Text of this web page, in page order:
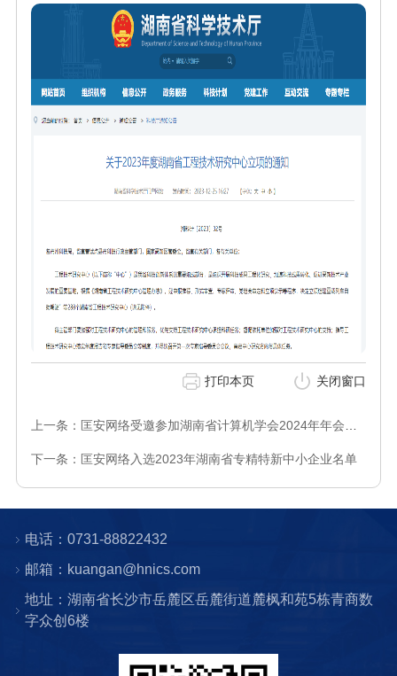
打印本页 关闭窗口
下一条：匡安网络入选2023年湖南省专精特新中小企业名单
电话：0731-88822432
邮箱：kuangan@hnics.com
地址：湖南省长沙市岳麓区岳麓街道麓枫和苑5栋青商数
字众创6楼